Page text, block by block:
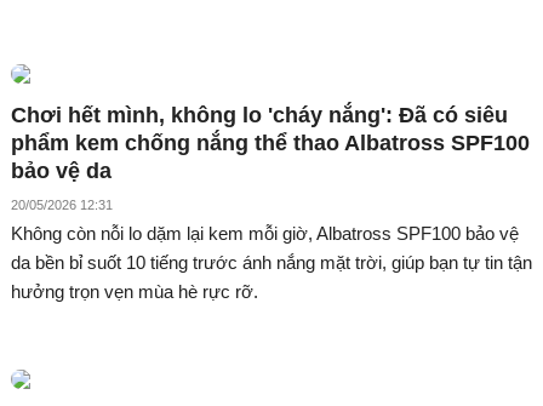
Chơi hết mình, không lo 'cháy nắng': Đã có siêu
phẩm kem chống nắng thể thao Albatross SPF100
bảo vệ da
20/05/2026 12:31
Không còn nỗi lo dặm lại kem mỗi giờ, Albatross SPF100 bảo vệ
da bền bỉ suốt 10 tiếng trước ánh nắng mặt trời, giúp bạn tự tin tận
hưởng trọn vẹn mùa hè rực rỡ.